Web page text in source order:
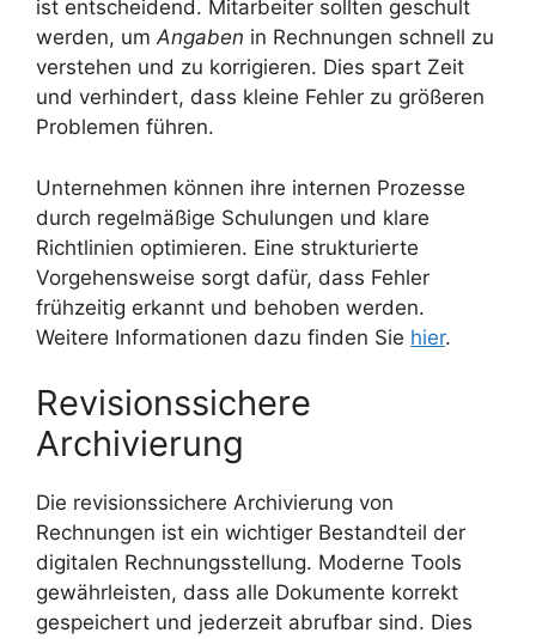
ist entscheidend. Mitarbeiter sollten geschult
werden, umAngaben in Rechnungen schnell zu
verstehen und zu korrigieren. Dies spart Zeit
und verhindert, dass kleine Fehler zu größeren
Problemen führen.
Unternehmen können ihre internen Prozesse
durch regelmäßige Schulungen und klare
Richtlinien optimieren. Eine strukturierte
Vorgehensweise sorgt dafür, dass Fehler
frühzeitig erkannt und behoben werden.
Weitere Informationen dazu finden Sie hier.
Revisionssichere
Archivierung
Die revisionssichere Archivierung von
Rechnungen ist ein wichtiger Bestandteil der
digitalen Rechnungsstellung. Moderne Tools
gewährleisten, dass alle Dokumente korrekt
gespeichert und jederzeit abrufbar sind. Dies